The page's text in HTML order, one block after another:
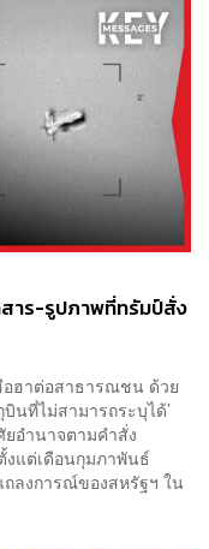
สาร-รูปภาพที่ทรัมป์สั่ง
อฮาต่อสาธารณชน ด้วย
บินที่ไม่สามารถระบุได้’
ยอำนาจตามคำสั่ง
แต่เดือนกุมภาพันธ์
งการณ์ของสหรัฐฯ ใน